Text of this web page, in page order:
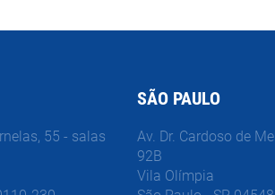
55 - salas
SÃO PAULO
Av. Dr. Cardoso de
92B
Vila Olímpia